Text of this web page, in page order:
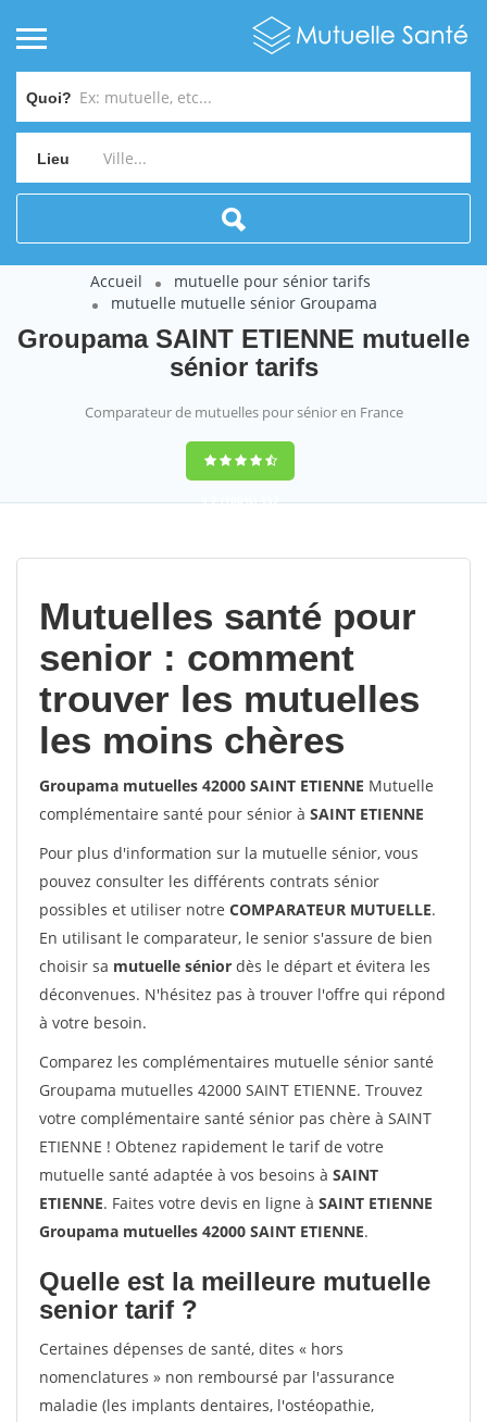
Quoi?
Lieu
Accueil
mutuelle pour sénior tarifs
mutuelle mutuelle sénior Groupama
Groupama SAINT ETIENNE mutuelle
sénior tarifs
Comparateur de mutuelles pour sénior en France
9,2(100%)452
Mutuelles santé pour
senior : comment
trouver les mutuelles
les moins chères
Groupama mutuelles 42000 SAINT ETIENNE Mutuelle
complémentaire santé pour sénior à SAINT ETIENNE
Pour plus d'information sur la mutuelle sénior, vous
pouvez consulter les différents contrats sénior
possibles et utiliser notre COMPARATEUR MUTUELLE.
En utilisant le comparateur, le senior s'assure de bien
choisir sa mutuelle sénior dès le départ et évitera les
déconvenues. N'hésitez pas à trouver l'offre qui répond
à votre besoin.
Comparez les complémentaires mutuelle sénior santé
Groupama mutuelles 42000 SAINT ETIENNE. Trouvez
votre complémentaire santé sénior pas chère à SAINT
ETIENNE ! Obtenez rapidement le tarif de votre
mutuelle santé adaptée à vos besoins à SAINT
ETIENNE. Faites votre devis en ligne à SAINT ETIENNE
Groupama mutuelles 42000 SAINT ETIENNE.
Quelle est la meilleure mutuelle
senior tarif ?
Certaines dépenses de santé, dites « hors
nomenclatures » non remboursé par l'assurance
maladie (les implants dentaires, l'ostéopathie,